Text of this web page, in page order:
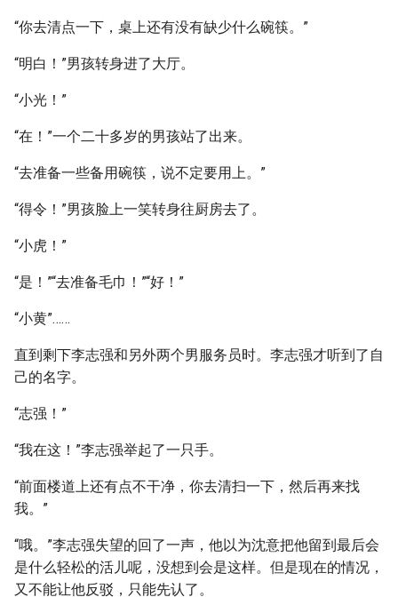
“你去清点一下，桌上还有没有缺少什么碗筷。”
“明白！”男孩转身进了大厅。
“小光！”
“在！”一个二十多岁的男孩站了出来。
“去准备一些备用碗筷，说不定要用上。”
“得令！”男孩脸上一笑转身往厨房去了。
“小虎！”
“是！”“去准备毛巾！”“好！”
“小黄”……
直到剩下李志强和另外两个男服务员时。李志强才听到了自
己的名字。
“志强！”
“我在这！”李志强举起了一只手。
“前面楼道上还有点不干净，你去清扫一下，然后再来找
我。”
“哦。”李志强失望的回了一声，他以为沈意把他留到最后会
是什么轻松的活儿呢，没想到会是这样。但是现在的情况，
又不能让他反驳，只能先认了。